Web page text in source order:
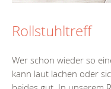
Rollstuhltreff
Wer schon wieder so
kann laut lachen oder